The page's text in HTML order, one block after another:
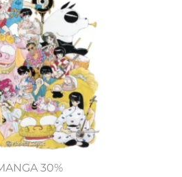
30%